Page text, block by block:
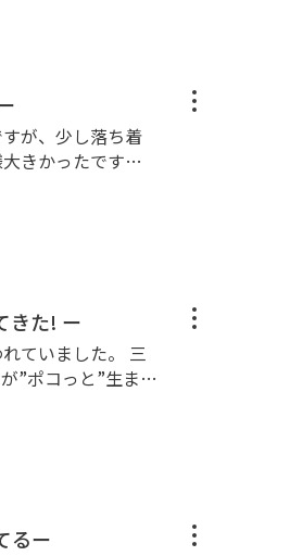
ー
が、少し落ち着
きかったです
ちゃんの臍の尾
た。 また、胎盤
生まれてきた! ー
ていました。 三
”ポコっと”生まれ
か臍の尾が切れ
したが、なんだ
るー